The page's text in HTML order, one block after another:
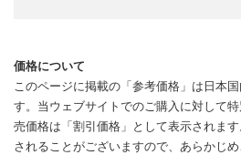
価格について
このページに掲載の「参考価格」は日本
す。当ウェブサイトでのご購入に対して
売価格は「割引価格」として表示されま
されることがございますので、あらかじめ